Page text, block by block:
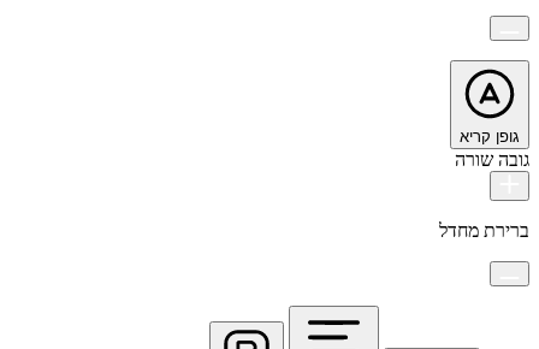
גופן קריא
גובה שורה
ברירת מחדל